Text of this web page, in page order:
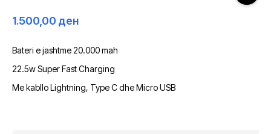
1.500,00 ден
Bateri e jashtme 20.000 mah
22.5w Super Fast Charging
Me kabllo Lightning, Type C dhe Micro USB